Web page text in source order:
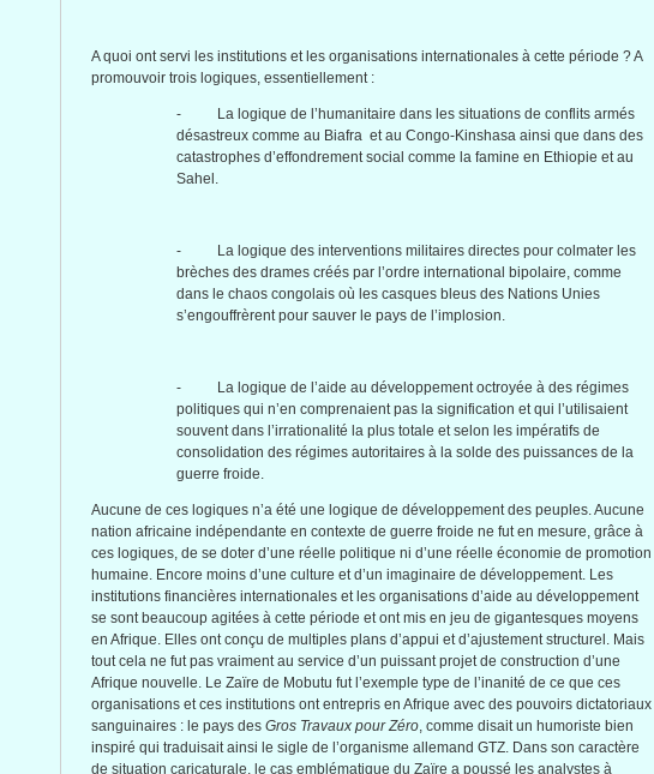
Aquoi ont servi les institutions et les organisations internationales à cette période ? A
promouvoir trois logiques, essentiellement:
- La logique de l’humanitaire dans les situations de conflits armés
désastreux comme au Biafra et au Congo-Kinshasa ainsi que dans des
catastrophes d’effondrementsocial comme la famine en Ethiopie et au
Sahel .
- La logique des interventions militaires directes pour colmater les
brèches des drames créés par l’ordre international bipolaire, comme
dans le chaos congolais où les casques bleus des Nations Unies
s’engouffrèrentpour sauver le pays de l’implosion.
- La logique de l’aide au développement octroyée à des régimes
politiques qui n’en comprenaientpas la signification et qui l’utilisaient
souvent dans l’irrationalité la plus totale etselon les impératifs de
consolidation des régimes autoritaires à la solde des puissances de la
guerre froide.
Aucune de ces logiques n’a été une logique de développementdes peuples.Aucune
nation africaine indépendante en contexte de guerre froide ne futen mesure, grâce à
ces logiques, de se doter d’une réelle politique ni d’une réelle économie de promotion
humaine. Encore moins d’une culture etd’un imaginaire de développement. Les
institutions financières internationales et les organisations d’aide au développement
se sont beaucoup agitées à cette période etont mis en jeu de gigantesques moyens
en Afrique. Elles ont conçu de multiples plans d’appui etd’ajustement structurel . Mais
toutcela ne futpas vraimentau service d’un puissantprojetde construction d’une
Afrique nouvelle. Le Zaïre de Mobutu fut l’exemple type de l’inanité de ce que ces
organisations etces institutions ont entrepris en Afrique avec des pouvoirs dictatoriaux
sanguinaires : le pays des Gros Travaux pourZéro, comme disaitun humoriste bien
inspiré qui traduisait ainsi le sigle de l’organisme allemand GTZ. Dans son caractère
de situation caricaturale, le cas emblématique du Zaïre a poussé les analystes à